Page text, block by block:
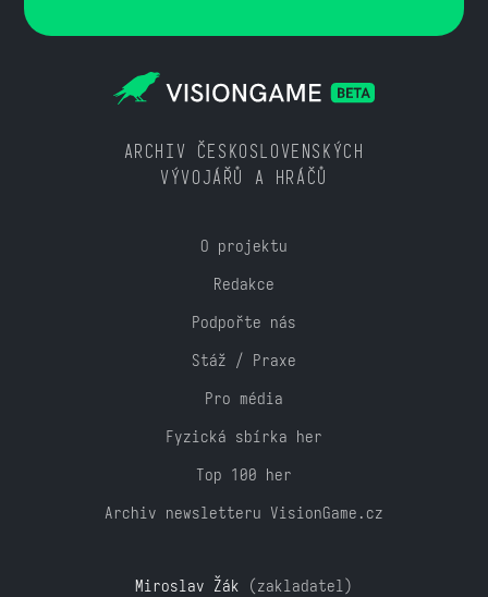
ARCHIV ČESKOSLOVENSKÝCH
VÝVOJÁŘŮ A HRÁČŮ
O projektu
Redakce
Podpořte nás
Stáž / Praxe
Pro média
Fyzická sbírka her
Top 100 her
Archiv newsletteru VisionGame.cz
Miroslav Žák (zakladatel)